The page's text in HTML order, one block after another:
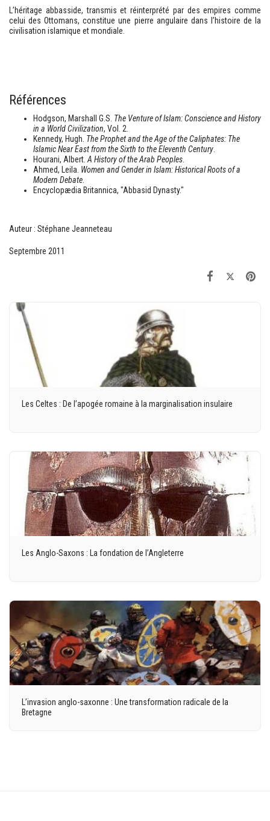
L’héritage abbasside, transmis et réinterprété par des empires comme
celui des Ottomans, constitue une pierre angulaire dans l’histoire de la
civilisation islamique et mondiale.
Références
Hodgson, Marshall G.S. The Venture of Islam: Conscience and History
in a World Civilization, Vol. 2.
Kennedy, Hugh. The Prophet and the Age of the Caliphates: The
Islamic Near East from the Sixth to the Eleventh Century.
Hourani, Albert.A History of the Arab Peoples.
Ahmed, Leila. Women and Gender in Islam: Historical Roots of a
Modern Debate.
Encyclopædia Britannica, "Abbasid Dynasty."
Auteur : Stéphane Jeanneteau
Septembre 2011
Les Celtes : De l’apogée romaine à la marginalisation insulaire
Les Anglo-Saxons : La fondation de l’Angleterre
L’invasion anglo-saxonne : Une transformation radicale de la
Bretagne